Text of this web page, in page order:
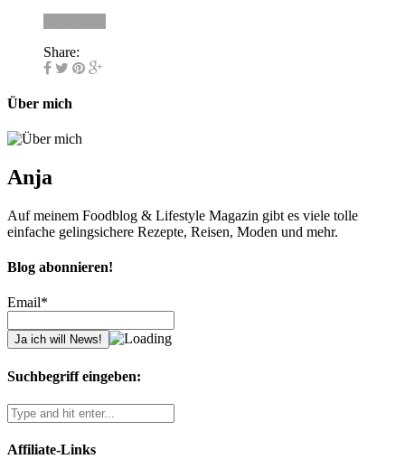
Share:
Über mich
Anja
Auf meinem Foodblog & Lifestyle Magazin gibt es viele tolle
einfache gelingsichere Rezepte, Reisen, Moden und mehr.
Blog abonnieren!
Email*
Suchbegriff eingeben:
Affiliate-Links